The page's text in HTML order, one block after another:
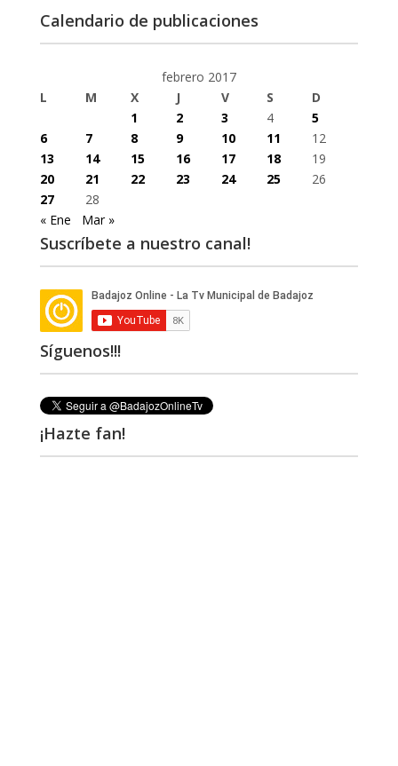
Calendario de publicaciones
febrero 2017
L
M X J V S
D
1
2 3 4
5
6
7 8 9 10 11
12
13
14 15 16 17 18
19
20
21 22 23 24 25
26
27
28
« Ene
Mar »
Suscríbete a nuestro canal!
Síguenos!!!
¡Hazte fan!